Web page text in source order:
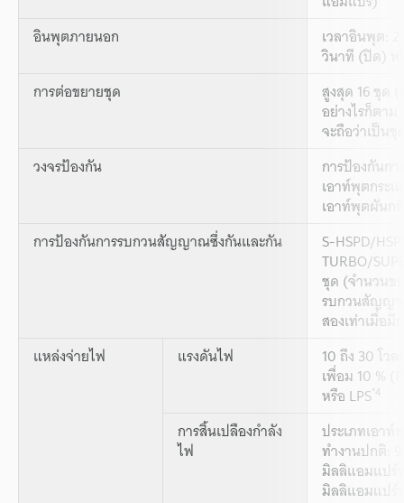
อินพุตภายนอก
เวลาอินพุต:
วินาที (ปิด) ห
การต่อขยายชุด
สูงสุด 16 ชุด
อย่างไรก็ตา
จะถือว่าเป็น
วงจรป้องกัน
การป้องกันก
เอาท์พุตกระ
เอาท์พุตผันก
การป้องกันการรบกวนสัญญาณซึ่งกันและกัน
S-HSPD/
TURBO/
ชุด (จำนวนข
รบกวนสัญญา
สองเท่าเมื่อ
แหล่งจ่ายไฟ
แรงดันไฟ 10 ถึง 30 โว
เพื่อม 10 %
หรือ LPS*4
การสิ้นเปลืองกำลัง
ไฟ
ประเภทเอาท์
ทำงานปกติ:
มิลลิแอมแปร์
มิลลิแอมแปร์